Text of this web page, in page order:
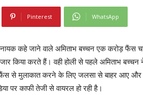
Pinterest WhatsApp
कहे जाने वाले अमिताभ बच्चन एक करोड़ फैंस
किया करते हैं। वही होली से पहले अमिताभ
से मुलाकात करने के लिए जलसा से बाहर आए और
पर काफी तेजी से वायरल हो रही है।